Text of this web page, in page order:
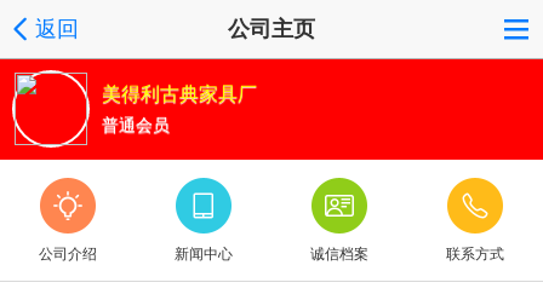
返回 公司主页
美得利古典家具厂
普通会员
公司介绍 新闻中心 诚信档案 联系方式